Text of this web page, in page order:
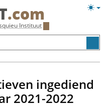
.com
Instituut
ingediend
2021-2022